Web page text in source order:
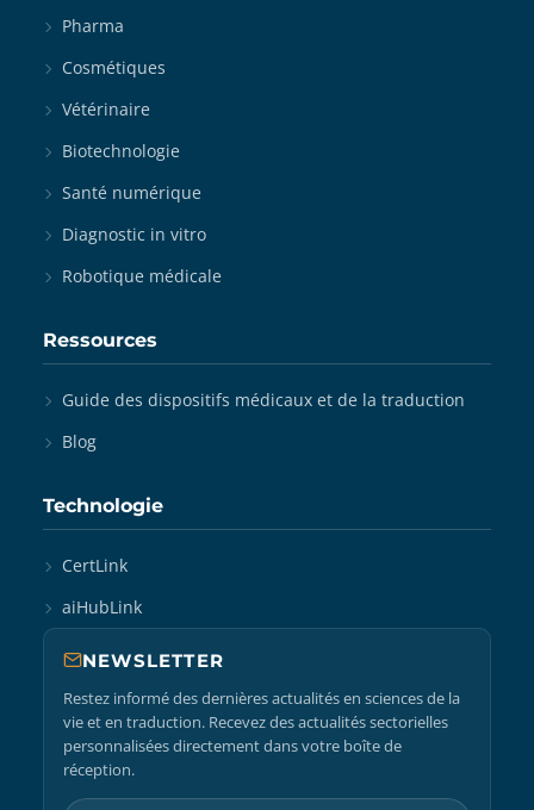
Pharma
Cosmétiques
Vétérinaire
Biotechnologie
Santé numérique
Diagnostic in vitro
Robotique médicale
Ressources
Guide des dispositifs médicaux et de la traduction
Blog
Technologie
CertLink
aiHubLink
NEWSLETTER
Restez informé des dernières actualités en sciences de la
vie et en traduction. Recevez des actualités sectorielles
personnalisées directement dans votre boîte de
réception.